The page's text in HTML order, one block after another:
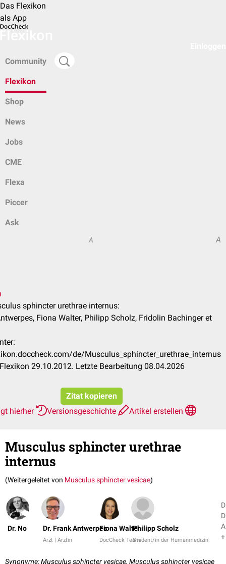
Das Flexikon
als App
Community
Flexikon
Shop
News
Jobs
CME
Flexa
Piccer
Ask
A A
sphincter urethrae internus:
Fiona Walter, Philipp Scholz, Fridolin Bachinger et
de/Musculus_sphincter_urethrae_internus
29.10.2012. Letzte Bearbeitung 08.04.2026
Zitat kopieren
hierher
Versionsgeschichte Artikel erstellen
Musculus sphincter urethrae
internus
(Weitergeleitet von Musculus sphincter vesicae)
Dr. No Dr. Frank Antwerpes
Arzt | Ärztin
Fiona Walter
DocCheck Team
Philipp Scholz
Student/in der Humanmedizin
Synonyme: Musculus sphincter vesicae, Musculus sphincter vesicae